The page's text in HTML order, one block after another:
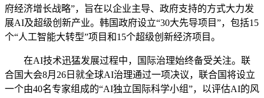
府经济增长战略”，旨在以企业主导、政府支持的方式大力发
展AI及超级创新产业。韩国政府设立“30大先导项目”，包括15
个“人工智能大转型”项目和15个超级创新经济项目。
在AI技术迅猛发展过程中，国际治理始终备受关注。联
合国大会8月26日就全球AI治理通过一项决议，联合国将设立
一个由40名专家组成的“AI独立国际科学小组”，以评估AI的风